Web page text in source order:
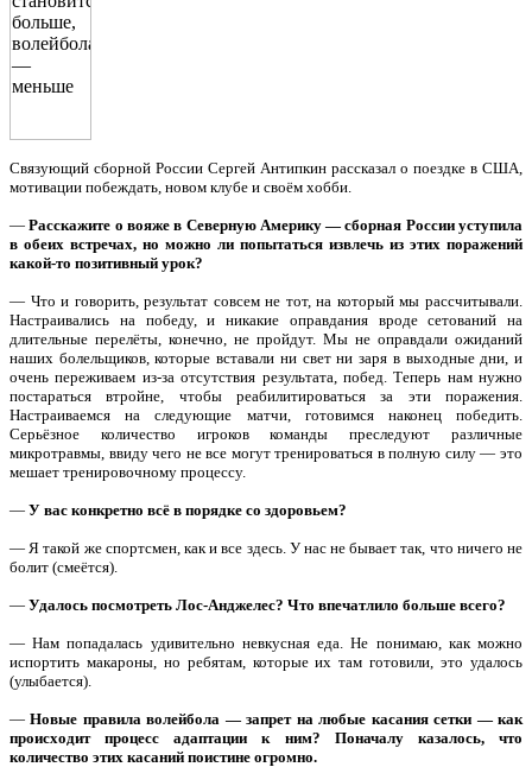
Связующий сборной России Сергей Антипкин рассказал о поездке в США,
мотивации побеждать, новом клубе и своём хобби.
—Расскажите о вояже в Северную Америку — сборная России уступила
в обеих встречах, но можно ли попытаться извлечь из этих поражений
какой-то позитивный урок?
— Что и говорить, результат совсем не тот, на который мы рассчитывали.
Настраивались на победу, и никакие оправдания вроде сетований на
длительные перелёты, конечно, не пройдут. Мы не оправдали ожиданий
наших болельщиков, которые вставали ни свет ни заря в выходные дни, и
очень переживаем из-за отсутствия результата, побед. Теперь нам нужно
постараться втройне, чтобы реабилитироваться за эти поражения.
Настраиваемся на следующие матчи, готовимся наконец победить.
Серьёзное количество игроков команды преследуют различные
микротравмы, ввиду чего не все могут тренироваться в полную силу — это
мешает тренировочному процессу.
— У вас конкретно всё в порядке со здоровьем?
— Я такой же спортсмен, как и все здесь. У нас не бывает так, что ничего не
болит (смеётся).
— Удалось посмотреть Лос-Анджелес? Что впечатлило больше всего?
— Нам попадалась удивительно невкусная еда. Не понимаю, как можно
испортить макароны, но ребятам, которые их там готовили, это удалось
(улыбается).
—Новые правила волейбола — запрет на любые касания сетки — как
происходит процесс адаптации к ним? Поначалу казалось, что
количество этих касаний поистине огромно.